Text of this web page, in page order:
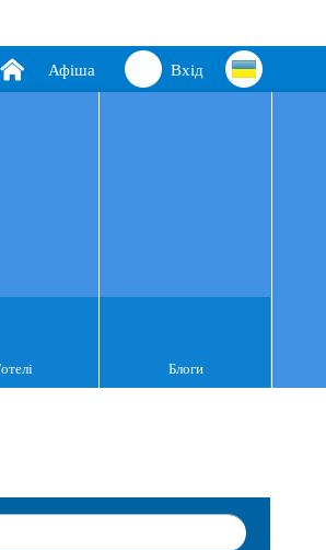
Вхід
Афіша
Блоги